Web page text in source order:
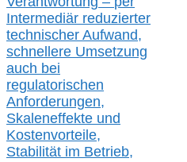
Intermediär reduzierter
technischer Aufwand,
schnellere Umsetzung
auch bei
regulatorischen
Anforderungen,
Skaleneffekte und
Kostenvorteile,
Stabilität im Betrieb,